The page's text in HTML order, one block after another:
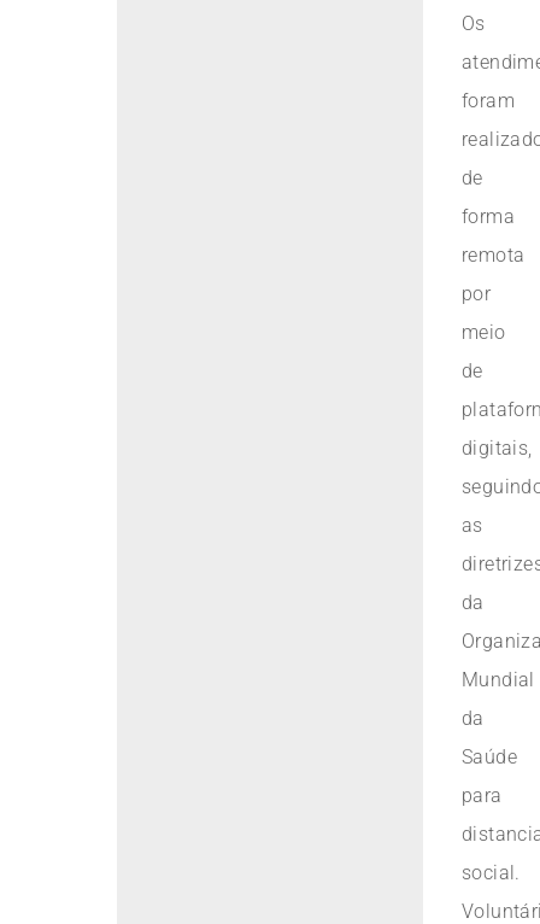
Os
foram
de
forma
remota
por
meio
de
digitais,
as
da
Mundial
da
Saúde
para
social.